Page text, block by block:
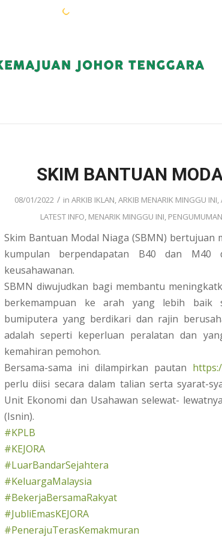
SKIM BANTUAN
08/01/2022 / in ARKIB IKLAN,ARKIB MENARIK MINGGU INI,
LATEST INFO, MENARIK MINGGU INI, PENGUMUMAN
Skim Bantuan Modal Niaga (SBMN) bertujuan
kumpulan berpendapatan B40 dan M40
keusahawanan.
SBMN diwujudkan bagi membantu
berkemampuan ke arah yang lebih baik
bumiputera yang berdikari dan rajin
adalah seperti keperluan peralatan dan
kemahiran pemohon.
Bersama-sama ini dilampirkan pautan
perlu diisi secara dalam talian serta syarat-
Unit Ekonomi dan Usahawan selewat-
(Isnin).
#KPLB
#KEJORA
#LuarBandarSejahtera
#KeluargaMalaysia
#BekerjaBersamaRakyat
#JubliEmasKEJORA
#PenerajuTerasKemakmuran